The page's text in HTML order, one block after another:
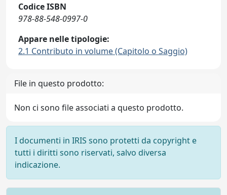
Codice ISBN
978-88-548-0997-0
Appare nelle tipologie:
2.1 Contributo in volume (Capitolo o Saggio)
File in questo prodotto:
Non ci sono file associati a questo prodotto.
I documenti in IRIS sono protetti da copyright e
tutti i diritti sono riservati, salvo diversa
indicazione.